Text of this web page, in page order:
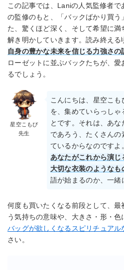
この記事では、Laniの人気監修者
の監修のもと、「バックばかり買
た、驚くほど深く、そして希望に
解き明かしていきます。読み終える
自身の豊かな未来を信じる力強さの
ローゼットに並ぶバックたちが、愛
るでしょう。
星空こもぴ
先生
こんにちは、星空こ
を、集めていらっしゃ
とです。それは、あ
であろう、たくさん
ているからなのですよ。
あなたがこれから演じ
大切な衣装のようなも
語が始まるのか、一緒
何度も買いたくなる前段として、
う気持ちの意味や、大きさ・形・色
バッグが欲しくなるスピリチュアル
さい。